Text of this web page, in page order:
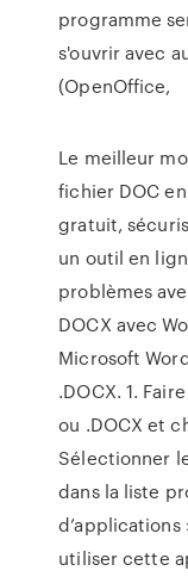
programme
s'ouvrir avec
(OpenOffice,
Le meilleur
fichier DOC
gratuit,
un outil en
problèmes
DOCX avec
Microsoft
.DOCX. 1.
ou .DOCX et
Sélectionner
dans la liste
d’applications
utiliser cette